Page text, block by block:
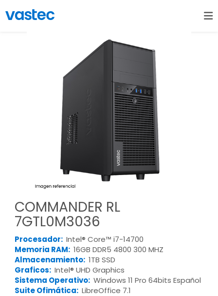
COMMANDER RL
7GTL0M3036
Procesador: Intel® Core™ i7-14700
Memoria RAM: 16GB DDR5 4800 300 MHZ
Almacenamiento: 1TB SSD
Graficos: Intel® UHD Graphics
Sistema Operativo: Windows 11 Pro 64bits Español
Suite Ofimática: LibreOffice 7.1